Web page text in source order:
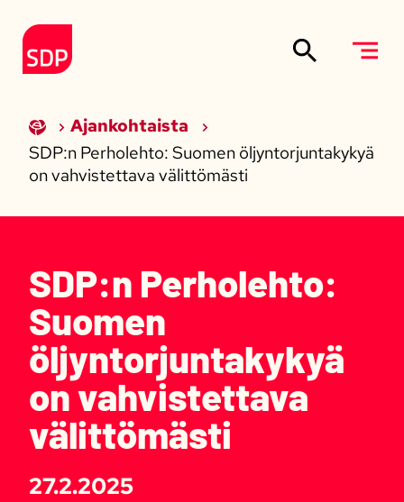
Etusivulle
Ajankohtaista
SDP:n Perholehto: Suomen öljyntorjuntakykyä
on vahvistettava välittömästi
SDP:n Perholehto:
Suomen
öljyntorjuntakykyä
on vahvistettava
välittömästi
27.2.2025